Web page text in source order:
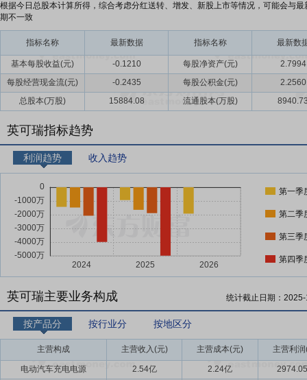
根据今日总股本计算所得，综合考虑分红送转、增发、新股上市等情况，可能会与最
期不一致
指标名称 最新数据 指标名称 最新数
基本每股收益(元) -0.1210 每股净资产(元)
2.7994
每股经营现金流(元)
-0.2435 每股公积金(元)
2.2560
总股本(万股)
15884.08 流通股本(万股)
英可瑞指标趋势
利润趋势 收入趋势
第一季
第二季
第三季
第四季
英可瑞主要业务构成 统计截止日期：
按产品分 按行业分 按地区分
主营构成 主营收入(元) 主营成本(元) 主营利
电动汽车充电电源 2.54亿 2.24亿